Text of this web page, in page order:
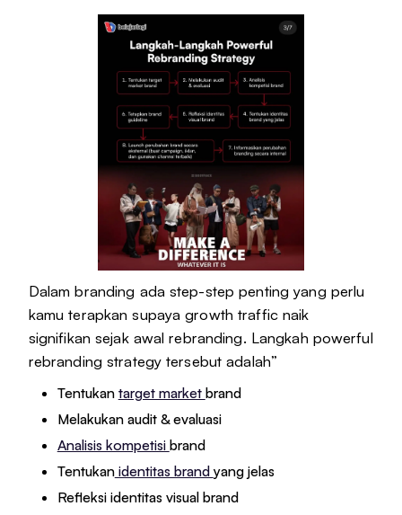
Dalam branding ada step-step penting yang perlu
kamu terapkan supaya growth traffic naik
signifikan sejak awal rebranding. Langkah powerful
rebranding strategy tersebut adalah”
Tentukan target market brand
Melakukan audit & evaluasi
Analisis kompetisi brand
Tentukanidentitas brand yang jelas
Refleksi identitas visual brand